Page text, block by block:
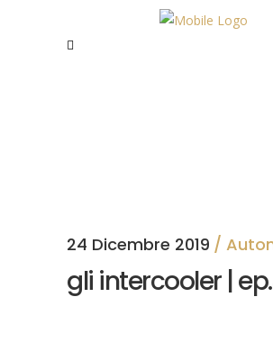
24 Dicembre 2019
gli intercooler |